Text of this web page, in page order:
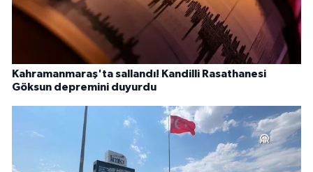
Kahramanmaraş'ta sallandı! Kandilli Rasathanesi
Göksun depremini duyurdu